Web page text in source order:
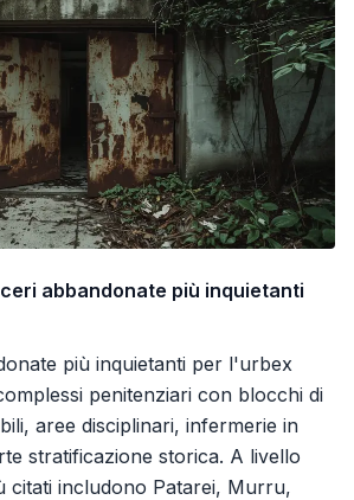
abbandonate più inquietanti
più inquietanti per l'urbex
penitenziari con blocchi di
aree disciplinari, infermerie in
stratificazione storica. A livello
citati includono Patarei, Murru,